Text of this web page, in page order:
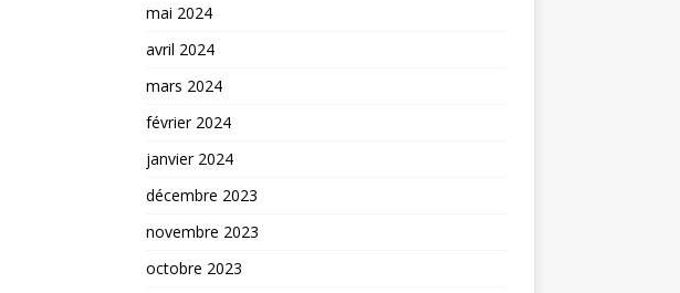
mai 2024
avril 2024
mars 2024
février 2024
janvier 2024
décembre 2023
novembre 2023
octobre 2023